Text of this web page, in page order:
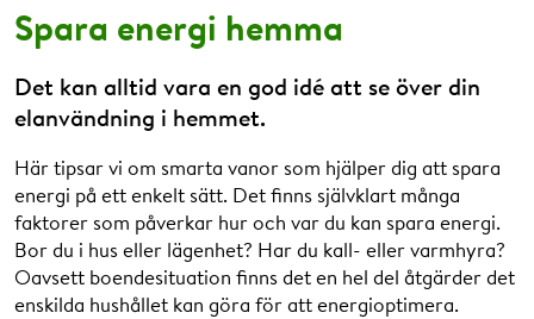
Spara energi hemma
Det kan alltid vara en god idé att se över din
elanvändning i hemmet.
Här tipsar vi om smarta vanor som hjälper dig att spara
energi på ett enkelt sätt. Det finns självklart många
faktorer som påverkar hur och var du kan spara energi.
Bor du i hus eller lägenhet? Har du kall- eller varmhyra?
Oavsett boendesituation finns det en hel del åtgärder det
enskilda hushållet kan göra för att energioptimera.